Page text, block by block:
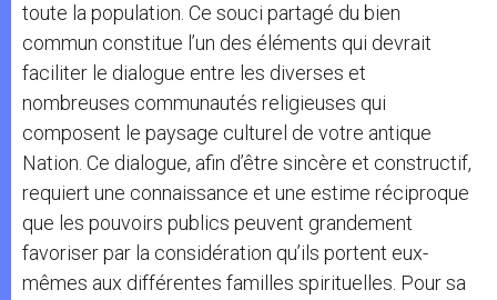
toute la population. Ce souci partagé du bien
commun constitue l’un des éléments qui devrait
faciliter le dialogue entre les diverses et
nombreuses communautés religieuses qui
composent le paysage culturel de votre antique
Nation. Ce dialogue, afin d’être sincère et constructif,
requiert une connaissance et une estime réciproque
que les pouvoirs publics peuvent grandement
favoriser par la considération qu’ils portent eux-
mêmes aux différentes familles spirituelles. Pour sa